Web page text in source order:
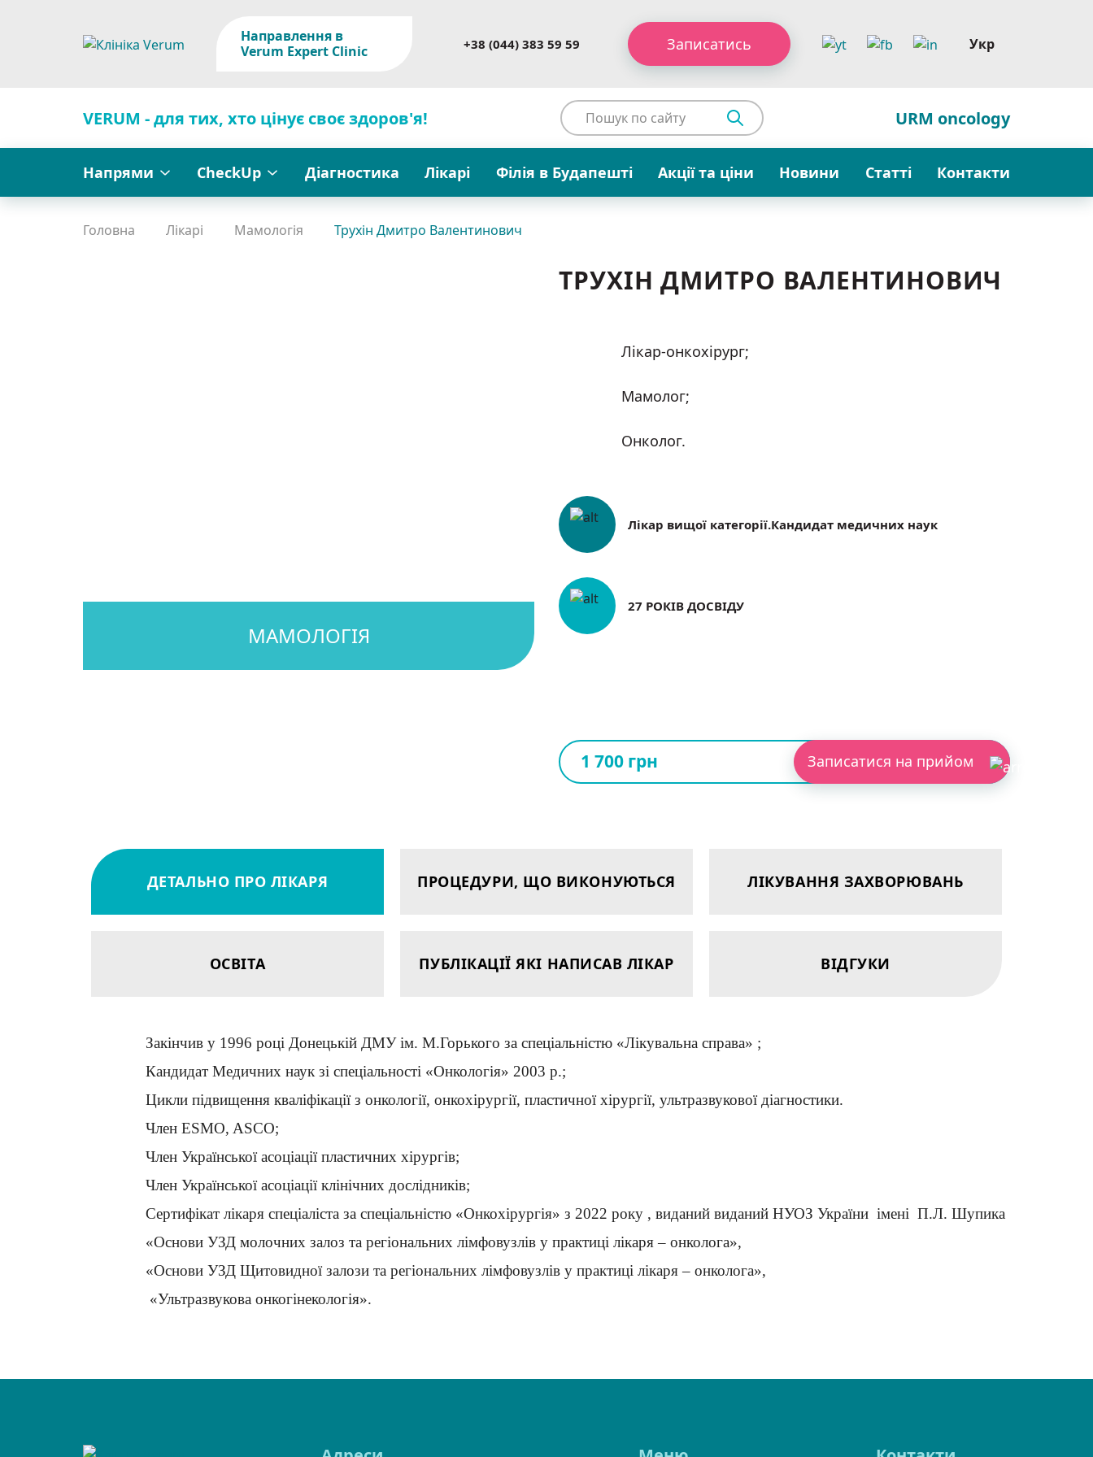
Направлення в
Verum Expert Clinic
+38 (044) 383 59 59 Записатись Укр
VERUM - для тих, хто цінує своє здоров'я! URM oncology
Напрями CheckUp Діагностика Лікарі Філія в Будапешті Акції та ціни Новини Статті Контакти
Головна Лікарі Мамологія Трухін Дмитро Валентинович
ТРУХІН ДМИТРО ВАЛЕНТИНОВИЧ
Лікар-онкохірург;
Мамолог;
Онколог.
Лікар вищої категорії.Кандидат медичних наук
27 РОКІВ ДОСВІДУ
1 700 грн Записатися на прийом
ДЕТАЛЬНО ПРО ЛІКАРЯ ПРОЦЕДУРИ, ЩО ВИКОНУЮТЬСЯ ЛІКУВАННЯ ЗАХВОРЮВАНЬ
ОСВІТА ПУБЛІКАЦІЇ ЯКІ НАПИСАВ ЛІКАР ВІДГУКИ
Закінчив у 1996 році Донецькій ДМУ ім. М.Горького за спеціальністю «Лікувальна справа» ;
Кандидат Медичних наук зі спеціальності «Онкологія» 2003 р.;
Цикли підвищення кваліфікації з онкології, онкохірургії, пластичної хірургії, ультразвукової діагностики.
Член ЕSMO, ASCO;
Член Української асоціації пластичних хірургів;
Член Української асоціації клінічних дослідників;
Сертифікат лікаря спеціаліста за спеціальністю «Онкохірургія» з 2022 року , виданий виданий НУОЗ України імені П.Л. Шупика
«Основи УЗД молочних залоз та регіональних лімфовузлів у практиці лікаря – онколога»,
«Основи УЗД Щитовидної залози та регіональних лімфовузлів у практиці лікаря – онколога»,
«Ультразвукова онкогінекологія».